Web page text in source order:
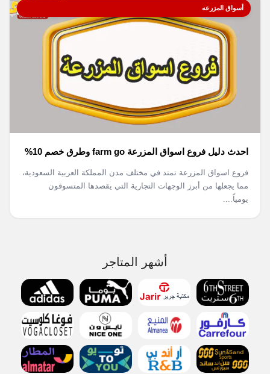
أسواق المزرعه
احدث دليل فروع اسواق المزرعة farm go وطرق خصم 10%
فروع اسواق المزرعة تمتد في مختلف مدن المملكة العربية السعودية،
مما يجعلها من أبرز الوجهات التجارية التي يقصدها المتسوقون
يومياً....
أشهر المتاجر